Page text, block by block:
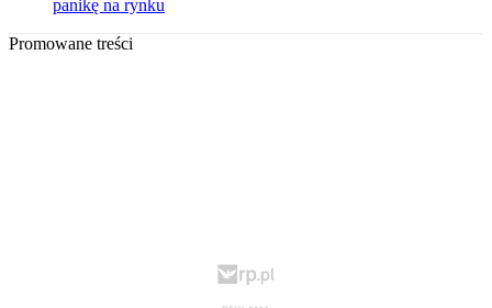
panikę na rynku
Promowane treści